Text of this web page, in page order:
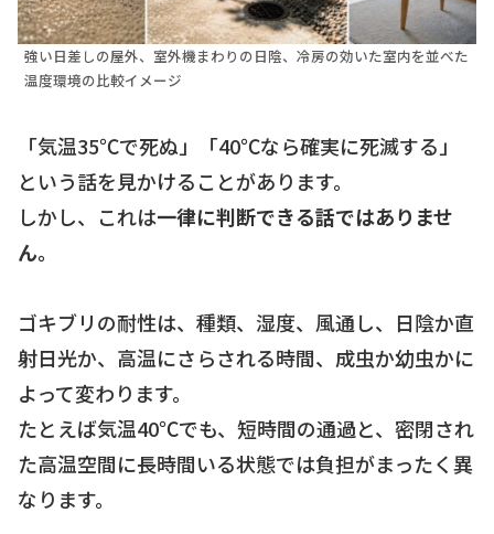
強い日差しの屋外、室外機まわりの日陰、冷房の効いた室内を並べた
温度環境の比較イメージ
「気温35℃で死ぬ」「40℃なら確実に死滅する」
という話を見かけることがあります。
しかし、これは一律に判断できる話ではありませ
ん。
ゴキブリの耐性は、種類、湿度、風通し、日陰か直
射日光か、高温にさらされる時間、成虫か幼虫かに
よって変わります。
たとえば気温40℃でも、短時間の通過と、密閉され
た高温空間に長時間いる状態では負担がまったく異
なります。